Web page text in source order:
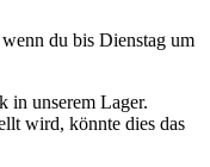
wenn du bis Dienstag um
in unserem Lager.
wird, könnte dies das